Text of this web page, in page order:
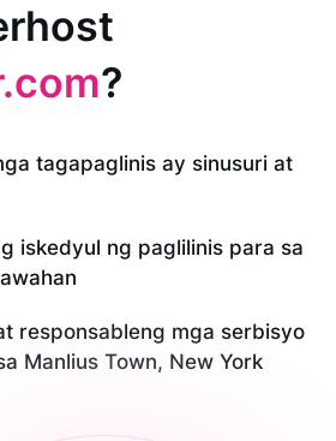
?
tagapaglinis ay sinusuri at
iskedyul ng paglilinis para sa
responsableng mga serbisyo
Manlius Town, New York